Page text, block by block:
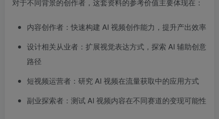
对于不同背景的创作者，这套资料的参考价值主要体现在：
内容创作者：快速构建 AI 视频创作能力，提升产出效率
设计相关从业者：扩展视觉表达方式，探索 AI 辅助创意
路径
短视频运营者：研究 AI 视频在流量获取中的应用方式
副业探索者：测试 AI 视频内容在不同赛道的变现可能性